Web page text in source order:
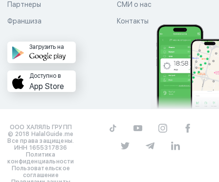
СМИ о нас
Контакты
Партнеры
Франшиза
Загрузить на
Доступно в
App Store
ООО ХАЛЯЛЬ ГРУПП
© 2018 HalalGuide.me
Все права защищены.
ИНН 1655317836
Политика
конфиденциальности
Пользовательское
соглашение